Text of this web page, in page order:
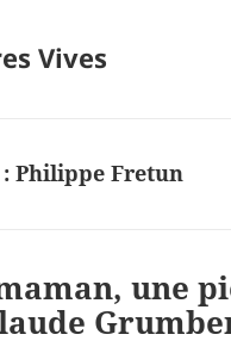
Vives
:Philippe Fretun
une